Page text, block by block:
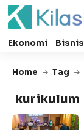
Ekonomi Bisnis
Home Tag
kurikulum